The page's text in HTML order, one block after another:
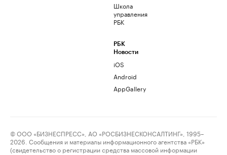
Школа
управления
РБК
РБК
Новости
iOS
Android
AppGallery
© ООО «БИЗНЕСПРЕСС», АО «РОСБИЗНЕСКОНСАЛТИНГ», 1995–
2026. Сообщения и материалы информационного агентства «РБК»
(свидетельство о регистрации средства массовой информации